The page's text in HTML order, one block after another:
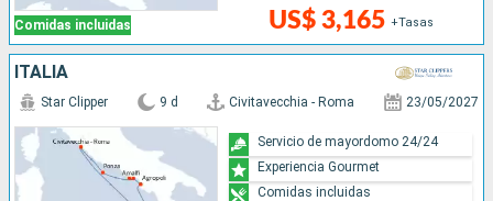
Comidas incluidas US$ 3,165 +Tasas
ITALIA
Star Clipper 9 d Civitavecchia - Roma 23/05/2027
Servicio de mayordomo 24/24
Experiencia Gourmet
Comidas incluidas